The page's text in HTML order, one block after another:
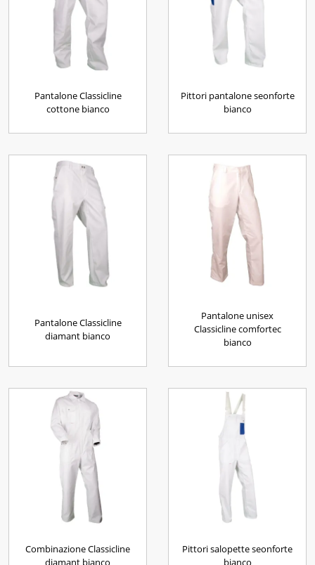
Pantalone Classicline
cottone bianco
Pittori pantalone seonforte
bianco
Pantalone Classicline
diamant bianco
Pantalone unisex
Classicline comfortec
bianco
Combinazione Classicline
diamant bianco
Pittori salopette seonforte
bianco